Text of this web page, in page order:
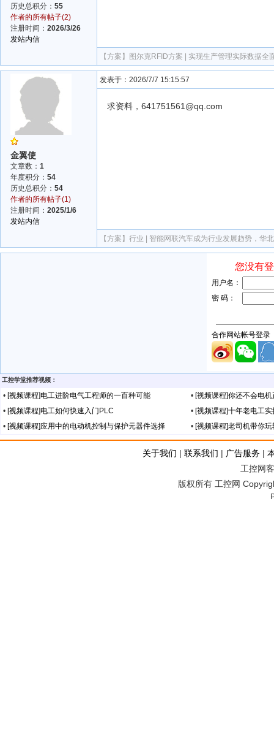
历史总积分： 55
作者的所有帖子(2)
注册时间： 2026/3/26
发站内信
【方案】 图尔克RFID方案 | 实现生产管理实际数据全
金翼使
文章数： 1
年度积分： 54
历史总积分： 54
作者的所有帖子(1)
注册时间： 2025/1/6
发站内信
发表于：2026/7/7 15:15:57
求资料，641751561@qq.com
【方案】 行业 | 智能网联汽车成为行业发展趋势，华
工控学堂推荐视频：
• [视频课程]电工进阶电气工程师的一百种可能 • [视频课程]你还不会电
• [视频课程]电工如何快速入门PLC • [视频课程]十年老电工
• [视频课程]应用中的电动机控制与保护元器件选择 • [视频课程]老司机带你
关于我们 | 联系我们 | 广告服务 |
工控网
版权所有 工控网